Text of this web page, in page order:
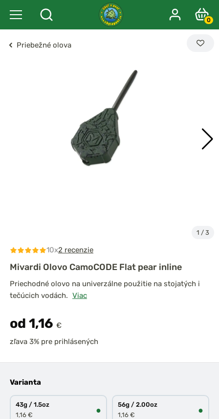
0
Priebežné olova
1 / 3
10x2 recenzie
Mivardi Olovo CamoCODE Flat pear inline
Priechodné olovo na univerzálne použitie na stojatých i
tečúcich vodách. Viac
od 1,16 €
zľava 3% pre prihlásených
Varianta
43g / 1.5oz
1,16 €
●
56g / 2.00oz
1,16 €
●